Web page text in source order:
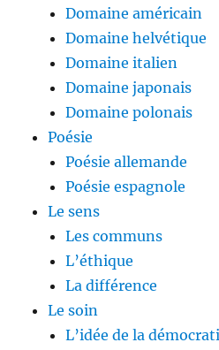
Domaine américain
Domaine helvétique
Domaine italien
Domaine japonais
Domaine polonais
Poésie
Poésie allemande
Poésie espagnole
Le sens
Les communs
L’éthique
La différence
Le soin
L’idée de la